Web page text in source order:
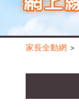
家長全動網 >